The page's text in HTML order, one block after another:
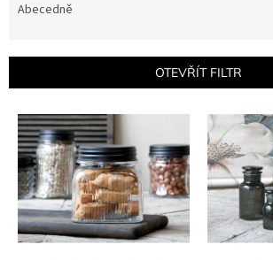
r
d
u
ů
Abecedně
OTEVŘÍT FILTR
V
p
p